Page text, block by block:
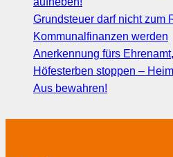
Grundsteuer darf nicht zum
Kommunalfinanzen werden
Anerkennung fürs
Höfesterben stoppen –
Aus bewahren!